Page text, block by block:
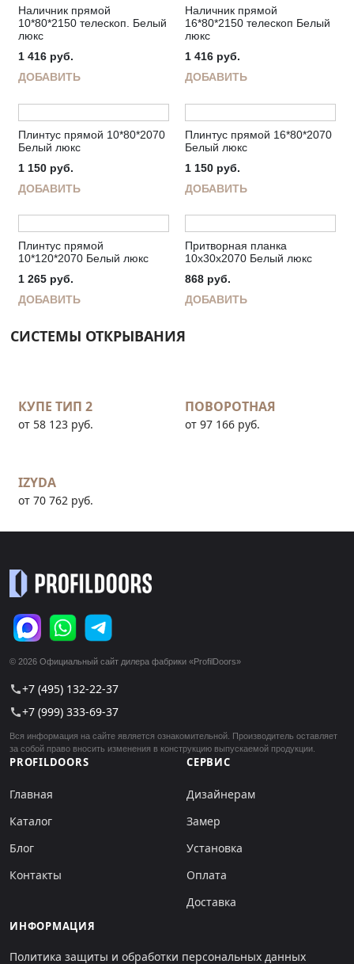
Наличник прямой
10*80*2150 телескоп. Белый
люкс
1 416 руб.
ДОБАВИТЬ
Наличник прямой
16*80*2150 телескоп Белый
люкс
1 416 руб.
ДОБАВИТЬ
Плинтус прямой 10*80*2070
Белый люкс
1 150 руб.
ДОБАВИТЬ
Плинтус прямой 16*80*2070
Белый люкс
1 150 руб.
ДОБАВИТЬ
Плинтус прямой
10*120*2070 Белый люкс
1 265 руб.
ДОБАВИТЬ
Притворная планка
10х30х2070 Белый люкс
868 руб.
ДОБАВИТЬ
СИСТЕМЫ ОТКРЫВАНИЯ
КУПЕ ТИП 2
от 58 123 руб.
ПОВОРОТНАЯ
от 97 166 руб.
IZYDA
от 70 762 руб.
© 2026 Официальный сайт дилера фабрики «ProfilDoors»
call+7 (495) 132-22-37
call+7 (999) 333-69-37
Вся информация на сайте является ознакомительной. Производитель оставляет
за собой право вносить изменения в конструкцию выпускаемой продукции.
PROFILDOORS
Главная
Каталог
Блог
Контакты
СЕРВИС
Дизайнерам
Замер
Установка
Оплата
Доставка
ИНФОРМАЦИЯ
Политика защиты и обработки персональных данных